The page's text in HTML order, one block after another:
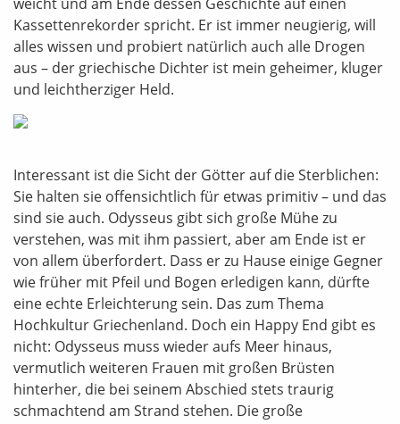
Kassettenrekorder spricht. Er ist immer neugierig, will
alles wissen und probiert natürlich auch alle Drogen
aus – der griechische Dichter ist mein geheimer, kluger
und leichtherziger Held.
Interessant ist die Sicht der Götter auf die Sterblichen:
Sie halten sie offensichtlich für etwas primitiv – und das
sind sie auch. Odysseus gibt sich große Mühe zu
verstehen, was mit ihm passiert, aber am Ende ist er
von allem überfordert. Dass er zu Hause einige Gegner
wie früher mit Pfeil und Bogen erledigen kann, dürfte
eine echte Erleichterung sein. Das zum Thema
Hochkultur Griechenland. Doch ein Happy End gibt es
nicht: Odysseus muss wieder aufs Meer hinaus,
vermutlich weiteren Frauen mit großen Brüsten
hinterher, die bei seinem Abschied stets traurig
schmachtend am Strand stehen. Die große